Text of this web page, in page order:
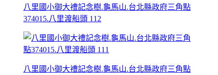
八里國小御大禮記念樹.龜馬山.台北縣政府三角點
374015.八里渡船頭 112
八里國小御大禮記念樹.龜馬山.台北縣政府三角點